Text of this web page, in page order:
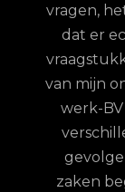
vragen,
dat er
van mijn
werk-
zaken